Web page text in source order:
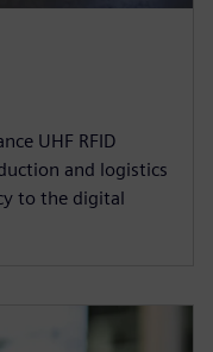
UHF RFID
and logistics
to the digital